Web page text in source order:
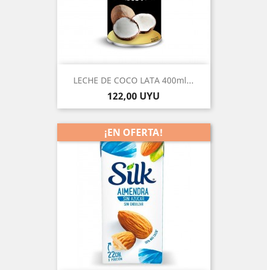
LECHE DE COCO LATA 400ml...
Precio
122,00 UYU
¡EN OFERTA!